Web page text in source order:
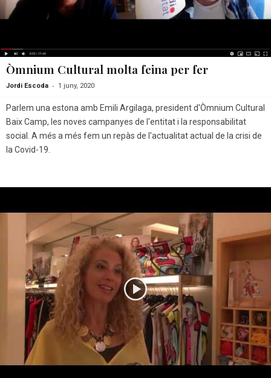
Òmnium Cultural molta feina per fer
Jordi Escoda - 1 juny, 2020
Parlem una estona amb Emili Argilaga, president d'Òmnium Cultural
Baix Camp, les noves campanyes de l'entitat i la responsabilitat
social. A més a més fem un repàs de l'actualitat actual de la crisi de
la Covid-19.